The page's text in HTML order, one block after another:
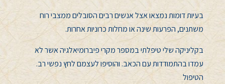
בעיות דומות נמצאו אצל אנשים רבים הסובלים ממצבי רוח
משתנים, הפרעות שינה או מחלות כרוניות אחרות.
בקליניקה שלי טיפלתי במספר מקריפיברומיאלגיהאשר לא
עמדו בהתמודדות עם הכאב. והוסיפו לעצמם לחץ נפשי רב.
הטיפול